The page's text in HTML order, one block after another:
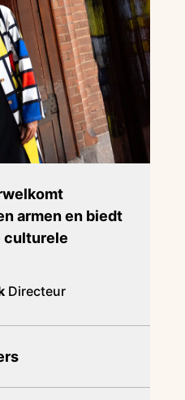
armen en biedt
culturele
Directeur